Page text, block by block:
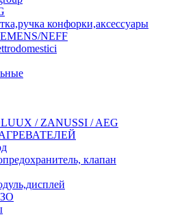
конфорки,аксессуары
NEFF
/ ZANUSSI / AEG
клапан